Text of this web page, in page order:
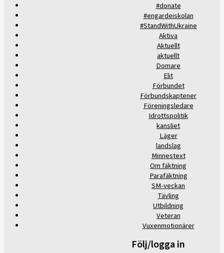
#donate
#engardeiskolan
#StandWithUkraine
Aktiva
Aktuellt
aktuellt
Domare
Elit
Förbundet
Förbundskaptener
Föreningsledare
Idrottspolitik
kansliet
Läger
landslag
Minnestext
Om fäktning
Parafäktning
SM-veckan
Tävling
Utbildning
Veteran
Vuxenmotionärer
Följ/logga in